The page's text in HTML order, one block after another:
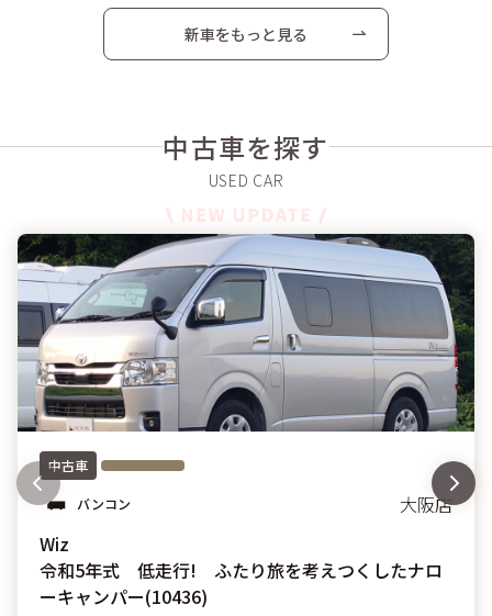
新車をもっと見る
中古車を探す
中古車
バンコン
大阪店
Wiz
令和5年式 低走行! ふたり旅を考えつくしたナロ
ーキャンパー(10436)